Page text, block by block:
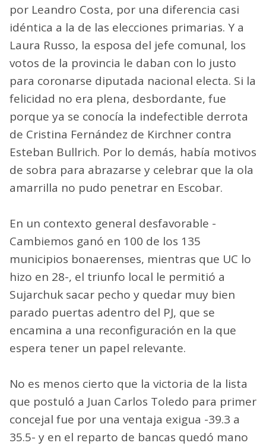
por Leandro Costa, por una diferencia casi
idéntica a la de las elecciones primarias. Y a
Laura Russo, la esposa del jefe comunal, los
votos de la provincia le daban con lo justo
para coronarse diputada nacional electa. Si la
felicidad no era plena, desbordante, fue
porque ya se conocía la indefectible derrota
de Cristina Fernández de Kirchner contra
Esteban Bullrich. Por lo demás, había motivos
de sobra para abrazarse y celebrar que la ola
amarrilla no pudo penetrar en Escobar.
En un contexto general desfavorable -
Cambiemos ganó en 100 de los 135
municipios bonaerenses, mientras que UC lo
hizo en 28-, el triunfo local le permitió a
Sujarchuk sacar pecho y quedar muy bien
parado puertas adentro del PJ, que se
encamina a una reconfiguración en la que
espera tener un papel relevante.
No es menos cierto que la victoria de la lista
que postuló a Juan Carlos Toledo para primer
concejal fue por una ventaja exigua -39.3 a
35.5- y en el reparto de bancas quedó mano